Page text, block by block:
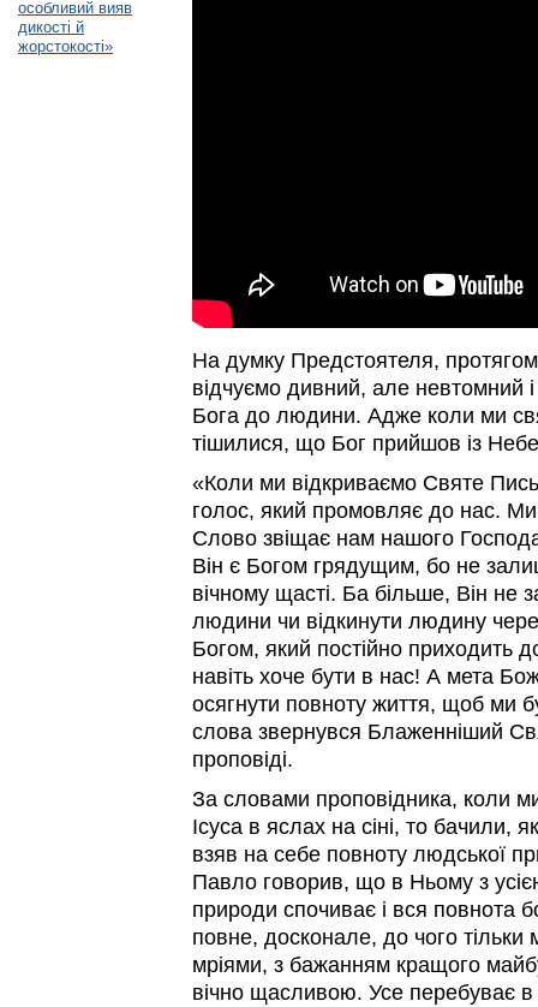
особливий вияв
дикості й
жорстокості»
На думку Предстоятеля,
відчуємо дивний, але невтомний
Бога до людини. Адже коли ми
тішилися, що Бог прийшов із
«Коли ми відкриваємо Святе
голос, який промовляє до нас.
Слово звіщає нам нашого
Він є Богом грядущим, бо не
вічному щасті. Ба більше, Він не
людини чи відкинути людину
Богом, який постійно приходить
навіть хоче бути в нас! А мета
осягнути повноту життя, щоб ми
слова звернувся Блаженніший
проповіді.
За словами проповідника, коли
Ісуса в яслах на сіні, то бачили,
взяв на себе повноту людської
Павло говорив, що в Ньому з
природи спочиває і вся повнота
повне, досконале, до чого тільки
мріями, з бажанням кращого
вічно щасливою. Усе перебуває в